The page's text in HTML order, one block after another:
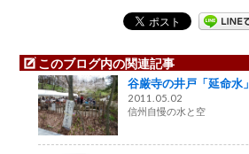
このブログ内の関連記事
谷厳寺の井戸「延命水」
2011.05.02
信州自慢の水と空